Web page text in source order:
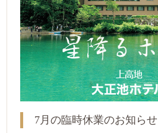
7月の臨時休業のお知らせ